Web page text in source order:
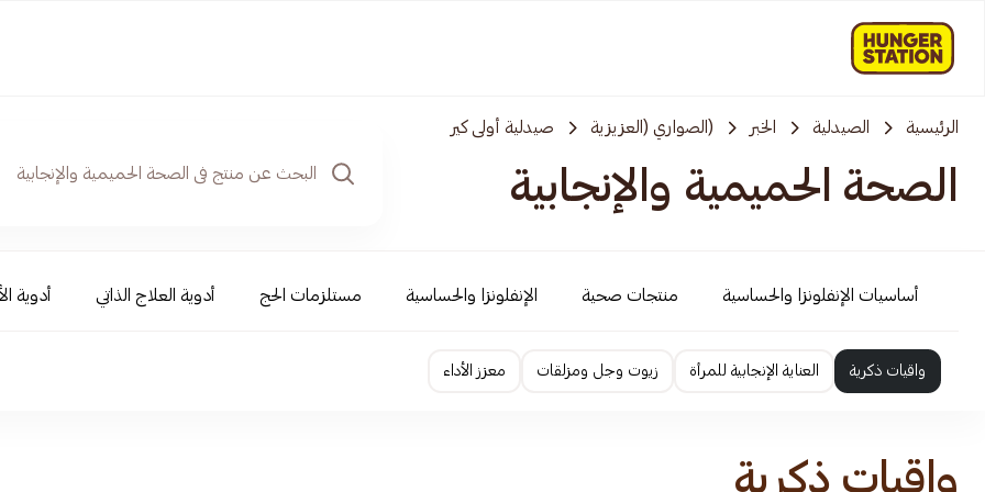
الرئيسية الصيدلية الخبر (الصواري (العزيزية صيدلية أولى كير
الصحة الحميمية والإنجابية
أساسيات الإنفلونزا والحساسية منتجات صحية الإنفلونزا والحساسية مستلزمات الحج أدوية العلاج الذاتي أدوية
واقيات ذكرية العناية الإنجابية للمرأة زيوت وجل ومزلقات معزز الأداء
واقيات ذكرية